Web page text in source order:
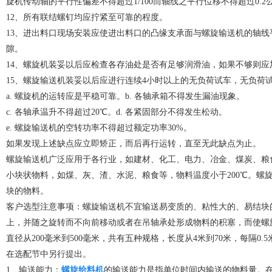
12、所有联结螺钉均应拧紧至可靠的程度。
13、进出料口现场安装应使进出料口的凸缘支承面与螺旋输送机的轴
隙。
14、螺旋机装妥以后应检查各存油处是否有足够润滑油，如果不够则
15、螺旋输送机装妥以后应进行连续4小时以上的无负荷试车，无负荷
a. 螺旋机的运转应是平稳可靠。b. 各轴承箱不得发生漏油现象。
c. 各轴承温升不得超过20℃。d. 各紧固部分不得发生松动。
e. 螺旋输送机的空转功率不得超过额定功率30%。
如果发现上述缺点应立即矫正，而后再行运转，直至无此缺点为止。
螺旋输送机广泛应用于各行业，如建材、化工、电力、冶金、煤炭、
小块状物料，如煤、灰、渣、水泥、粮食等，物料温度小于200℃。螺
块的物料。
客户选型注意事项：螺旋输送机不宜输送易变质的、粘性大的、易结
上，并随之旋转而不向前移动或者在吊轴承处形成物料的积塞，而使
直径从200毫米到500毫米，共有五种规格，长度从4米到70米，每隔
在选配节中另行提出。
1、输送能力： 螺旋给料机的输送能力是指单位时间内输送的物料量。